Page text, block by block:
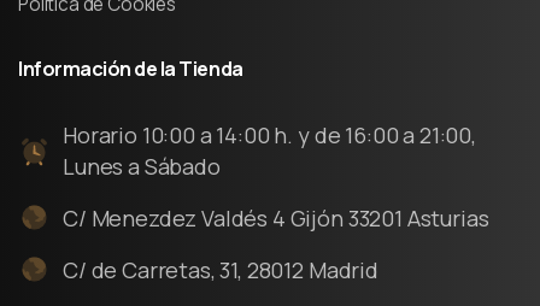
InformacióndelaTienda
Horario 10:00 a 14:00 h. y de 16:00 a 21:00,
Lunes a Sábado
C/ Menezdez Valdés 4 Gijón 33201 Asturias
C/ de Carretas, 31, 28012 Madrid